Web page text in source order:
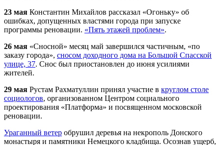
23 мая Константин Михайлов рассказал «Огоньку» об
ошибках, допущенных властями города при запуске
программы реновации. «Пять этажей проблем».
26 мая «Сносной» месяц май завершился частичным, «по
заказу города», сносом доходного дома на Большой Спасской
улице, 37. Снос был приостановлен до июня усилиями
жителей.
29 мая Рустам Рахматуллин принял участие в круглом столе
социологов, организованном Центром социального
проектирования «Платформа» и посвященном московской
реновации.
Ураганный ветер обрушил деревья на некрополь Донского
монастыря и памятники Немецкого кладбища. Осознав ущерб,